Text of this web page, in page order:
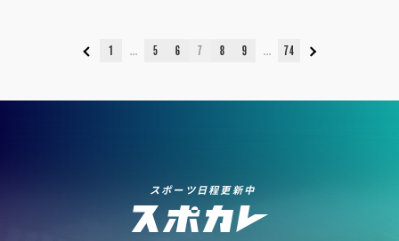
1 5 6 7 8 9 74
スポーツ日程更新中